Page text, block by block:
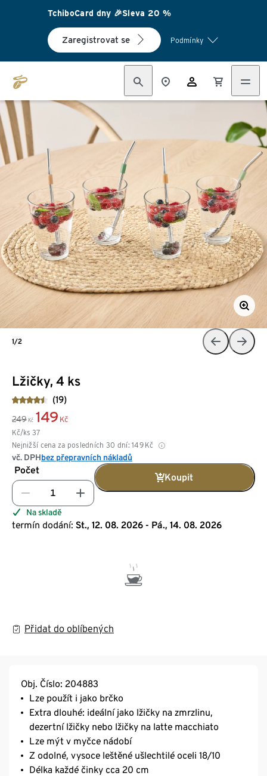
TchiboCard dny 🎉Sleva 20 %
Zaregistrovat se Podmínky
Lžičky, 4 ks
(19)
249 Kč 149 Kč
Kč/ks 37
Nejnižší cena za posledních 30 dní: 149 Kč
vč. DPHbez přepravních nákladů
Počet
Koupit
Na skladě
termín dodání: St., 12. 08. 2026 - Pá., 14. 08. 2026
Přidat do oblíbených
1/2
Obj. Číslo: 204883
Lze použít i jako brčko
Extra dlouhé: ideální jako lžičky na zmrzlinu,
dezertní lžičky nebo lžičky na latte macchiato
Lze mýt v myčce nádobí
Z odolné, vysoce leštěné ušlechtilé oceli 18/10
Délka každé činky cca 20 cm